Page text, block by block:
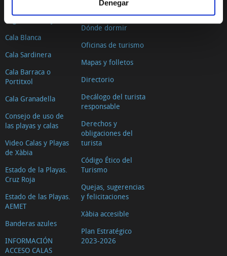
Denegar
Segon Muntanyar
Cala Blanca
Cala Sardinera
Cala Barraca o
Portitxol
Cala Granadella
Consejo de uso de
las playas y calas
Video Calas y Playas
de Xàbia
Estado de la Playas.
Cruz Roja
Estado de las Playas.
AEMET
Banderas azules
INFORMACIÓN
ACCESO CALAS
Dónde dormir
Oficinas de turismo
Mapas y folletos
Directorio
Decálogo del turista
responsable
Derechos y
obligaciones del
turista
Código Ético del
Turismo
Quejas, sugerencias
y felicitaciones
Xàbia accesible
Plan Estratégico
2023-2026